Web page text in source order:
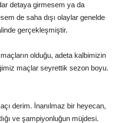
detaya girmesem ya da
de saha dışı olaylar genelde
gerçekleşmiştir.
olduğu, adeta kalbimizin
maçlar seyrettik sezon boyu.
derim. İnanılmaz bir heyecan,
ve şampiyonluğun müjdesi.